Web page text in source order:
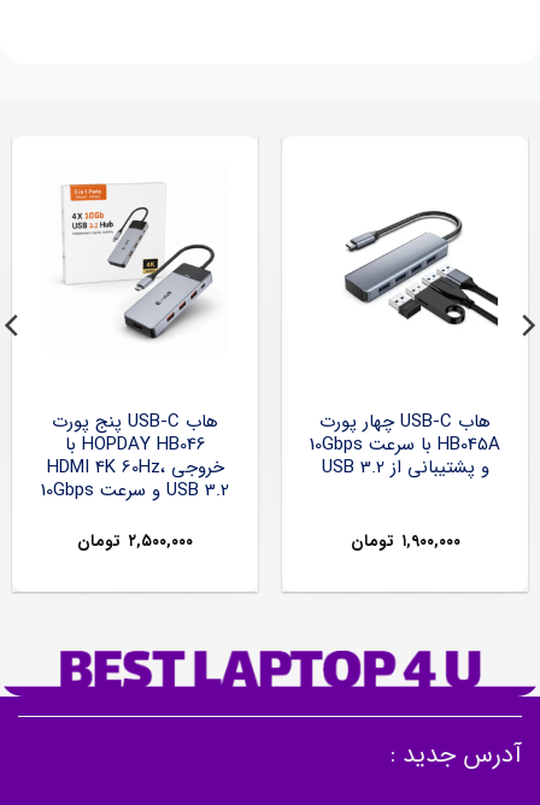
هاب USB-C چهار پورت
HB045A با سرعت 10Gbps
و پشتیبانی از USB 3.2
۱,۹۰۰,۰۰۰ تومان
هاب USB-C پنج پورت
HOPDAY HB046 با
خروجی HDMI 4K 60Hz،
USB 3.2 و سرعت 10Gbps
۲,۵۰۰,۰۰۰ تومان
آدرس جدید :